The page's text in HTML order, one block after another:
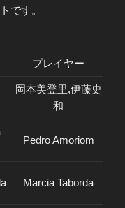
です。
プレイヤー
岡本美登里,伊藤史
和
Pedro Amoriom
Marcia Taborda